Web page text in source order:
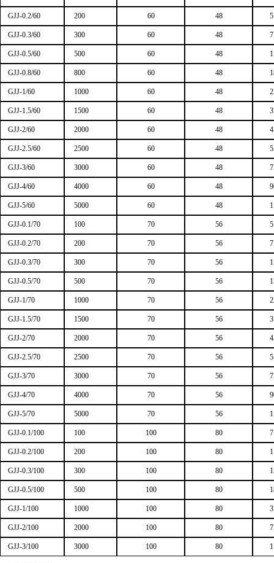
GJJ-0.2/60 200 60 48
GJJ-0.3/60 300 60 48
GJJ-0.5/60 500 60 48
GJJ-0.8/60 800 60 48
GJJ-1/60 1000 60 48
GJJ-1.5/60 1500 60 48
GJJ-2/60 2000 60 48
GJJ-2.5/60 2500 60 48
GJJ-3/60 3000 60 48
GJJ-4/60 4000 60 48
GJJ-5/60 5000 60 48
GJJ-0.1/70 100 70 56
GJJ-0.2/70 200 70 56
GJJ-0.3/70 300 70 56
GJJ-0.5/70 500 70 56
GJJ-1/70 1000 70 56
GJJ-1.5/70 1500 70 56
GJJ-2/70 2000 70 56
GJJ-2.5/70 2500 70 56
GJJ-3/70 3000 70 56
GJJ-4/70 4000 70 56
GJJ-5/70 5000 70 56
GJJ-0.1/100 100 100 80
GJJ-0.2/100 200 100 80
GJJ-0.3/100 300 100 80
GJJ-0.5/100 500 100 80
GJJ-1/100 1000 100 80
GJJ-2/100 2000 100 80
GJJ-3/100 3000 100 80